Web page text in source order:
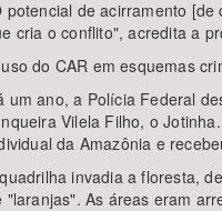
potencial de acirramento
cria o conflito", acredita a
do CAR em esquemas
um ano, a Polícia Federal
Vilela Filho, o
da Amazônia e
invadia a floresta,
"laranjas". As áreas eram